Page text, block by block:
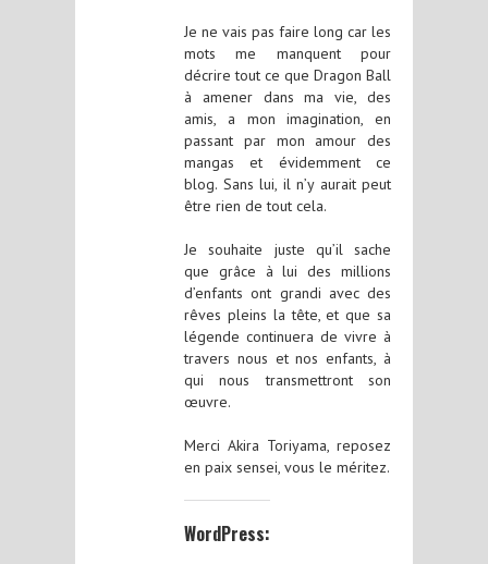
Je ne vais pas faire long car les
mots me manquent pour
décrire tout ce que Dragon Ball
à amener dans ma vie, des
amis, a mon imagination, en
passant par mon amour des
mangas et évidemment ce
blog. Sans lui, il n’y aurait peut
être rien de tout cela.
Je souhaite juste qu’il sache
que grâce à lui des millions
d’enfants ont grandi avec des
rêves pleins la tête, et que sa
légende continuera de vivre à
travers nous et nos enfants, à
qui nous transmettront son
œuvre.
Merci Akira Toriyama, reposez
en paix sensei, vous le méritez.
WordPress: